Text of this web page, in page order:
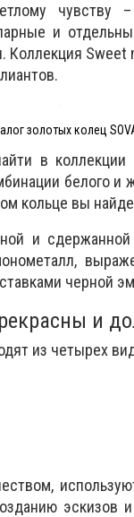
чувству
и
Коллекция
золотых колец
в
белого и
кольце вы
и
черной
и
из четырех
эскизов